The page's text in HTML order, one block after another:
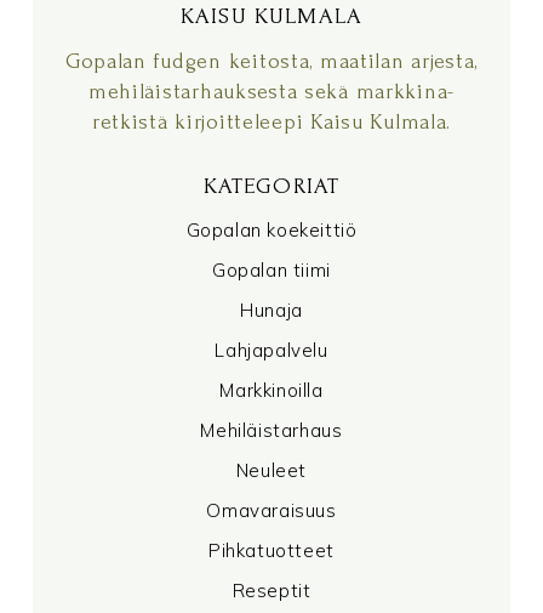
KAISU KULMALA
Gopalan fudgen keitosta, maatilan arjesta,
mehiläistarhauksesta sekä markkina-
retkistä kirjoitteleepi Kaisu Kulmala.
KATEGORIAT
Gopalan koekeittiö
Gopalan tiimi
Hunaja
Lahjapalvelu
Markkinoilla
Mehiläistarhaus
Neuleet
Omavaraisuus
Pihkatuotteet
Reseptit